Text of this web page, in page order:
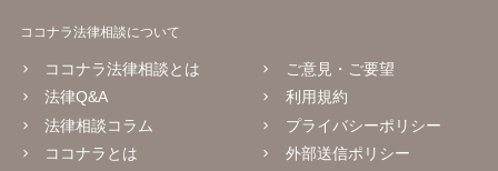
ココナラ法律相談について
ココナラ法律相談とは
法律Q&A
法律相談コラム
ココナラとは
ご意見・ご要望
利用規約
プライバシーポリシー
外部送信ポリシー